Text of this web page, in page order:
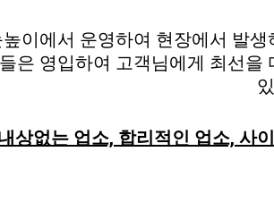
이에서 운영하여 현장에서 발
은 영입하여 고객님에게 최선
상없는 업소, 합리적인 업소, 사